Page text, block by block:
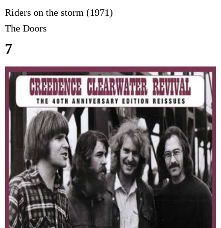
Riders on the storm (1971)
The Doors
7